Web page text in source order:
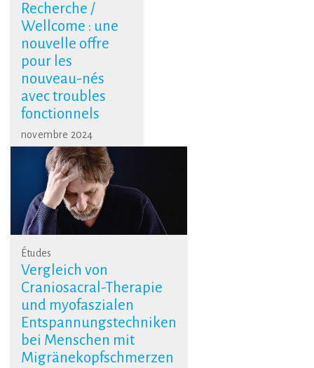
Recherche /
Wellcome : une
nouvelle offre
pour les
nouveau-nés
avec troubles
fonctionnels
novembre 2024
Études
Vergleich von
Craniosacral-Therapie
und myofaszialen
Entspannungstechniken
bei Menschen mit
Migränekopfschmerzen